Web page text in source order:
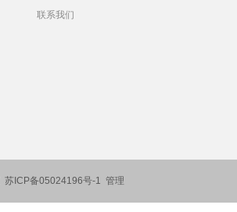
联系我们
苏ICP备05024196号-1 管理